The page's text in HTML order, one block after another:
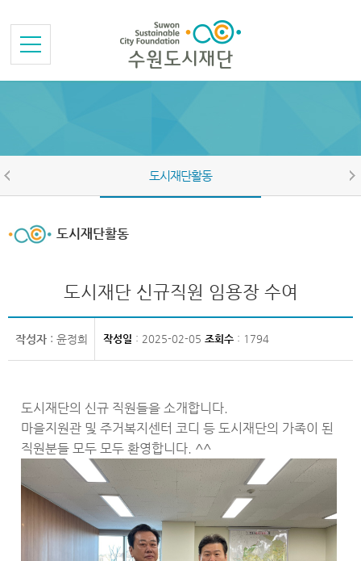
도시재단활동
도시재단활동
도시재단 신규직원 임용장 수여
작성자: 윤정희 작성일 : 2025-02-05 조회수 : 1794
도시재단의 신규 직원들을 소개합니다.
마을지원관 및 주거복지센터 코디 등 도시재단의 가족이 된
직원분들 모두 모두 환영합니다. ^^